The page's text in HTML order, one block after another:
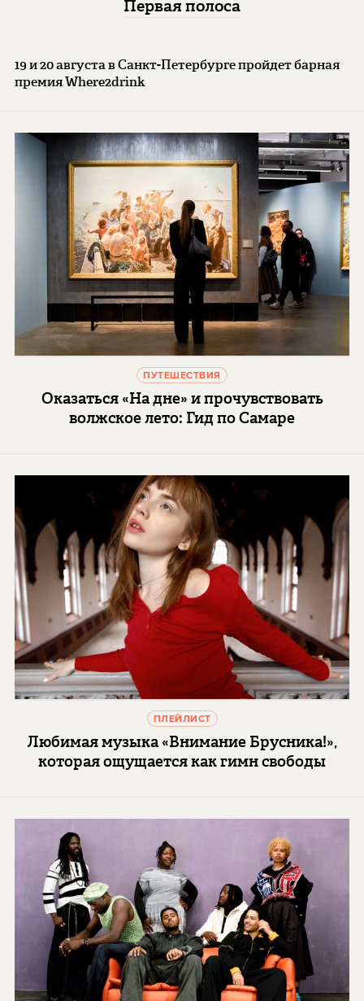
Первая полоса
19 и 20 августа в Санкт-Петербурге пройдет барная
премия Where2drink
ПУТЕШЕСТВИЯ
Оказаться «На дне» и прочувствовать
волжское лето: Гид по Самаре
ПЛЕЙЛИСТ
Любимая музыка «Внимание Брусника!»,
которая ощущается как гимн свободы